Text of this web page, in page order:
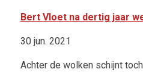
Bert Vloet na dertig jaar
30 jun. 2021
Achter de wolken schijnt